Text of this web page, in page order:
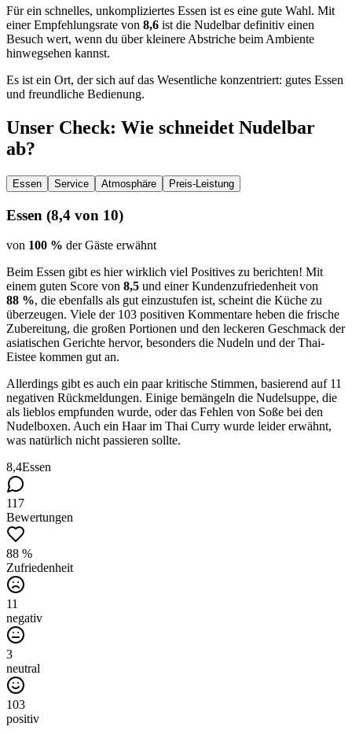
Für ein schnelles, unkompliziertes Essen ist es eine gute Wahl. Mit
einer Empfehlungsrate von 8,6 ist die Nudelbar definitiv einen
Besuch wert, wenn du über kleinere Abstriche beim Ambiente
hinwegsehen kannst.
Es ist ein Ort, der sich auf das Wesentliche konzentriert: gutes Essen
und freundliche Bedienung.
Unser Check: Wie schneidet Nudelbar
ab?
Essen Service Atmosphäre Preis-Leistung
Essen (8,4 von 10)
von 100 % der Gäste erwähnt
Beim Essen gibt es hier wirklich viel Positives zu berichten! Mit
einem guten Score von 8,5 und einer Kundenzufriedenheit von
88 %, die ebenfalls als gut einzustufen ist, scheint die Küche zu
überzeugen. Viele der 103 positiven Kommentare heben die frische
Zubereitung, die großen Portionen und den leckeren Geschmack der
asiatischen Gerichte hervor, besonders die Nudeln und der Thai-
Eistee kommen gut an.
Allerdings gibt es auch ein paar kritische Stimmen, basierend auf 11
negativen Rückmeldungen. Einige bemängeln die Nudelsuppe, die
als lieblos empfunden wurde, oder das Fehlen von Soße bei den
Nudelboxen. Auch ein Haar im Thai Curry wurde leider erwähnt,
was natürlich nicht passieren sollte.
8,4Essen
117
Bewertungen
88 %
Zufriedenheit
11
negativ
3
neutral
103
positiv